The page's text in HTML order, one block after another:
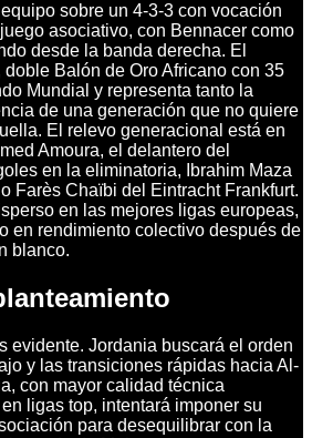
sobre un 4-3-3 con vocación
asociativo, con Bennacer como
desde la banda derecha. El
Balón de Oro Africano con 35
Mundial y representa tanto la
de una generación que no quiere
El relevo generacional está en
Amoura, el delantero del
en la eliminatoria, Ibrahim Maza
Farès Chaïbi del Eintracht Frankfurt.
en las mejores ligas europeas,
en rendimiento colectivo después de
blanco.
evidente. Jordania buscará el orden
y las transiciones rápidas hacia Al-
con mayor calidad técnica
ligas top, intentará imponer su
para desequilibrar con la